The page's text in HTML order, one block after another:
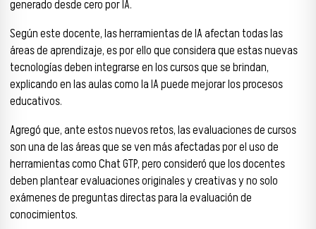
generado desde cero por IA.
Según este docente, las herramientas de IA afectan todas las
áreas de aprendizaje, es por ello que considera que estas nuevas
tecnologías deben integrarse en los cursos que se brindan,
explicando en las aulas como la IA puede mejorar los procesos
educativos.
Agregó que, ante estos nuevos retos, las evaluaciones de cursos
son una de las áreas que se ven más afectadas por el uso de
herramientas como Chat GTP, pero consideró que los docentes
deben plantear evaluaciones originales y creativas y no solo
exámenes de preguntas directas para la evaluación de
conocimientos.